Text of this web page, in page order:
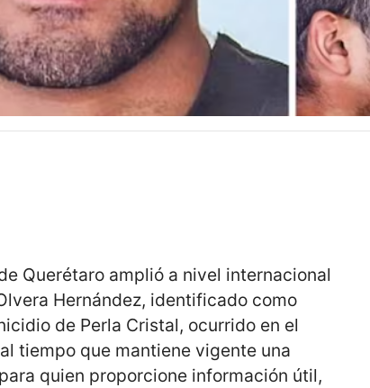
Querétaro amplió a nivel internacional
Hernández, identificado como
de Perla Cristal, ocurrido en el
tiempo que mantiene vigente una
quien proporcione información útil,